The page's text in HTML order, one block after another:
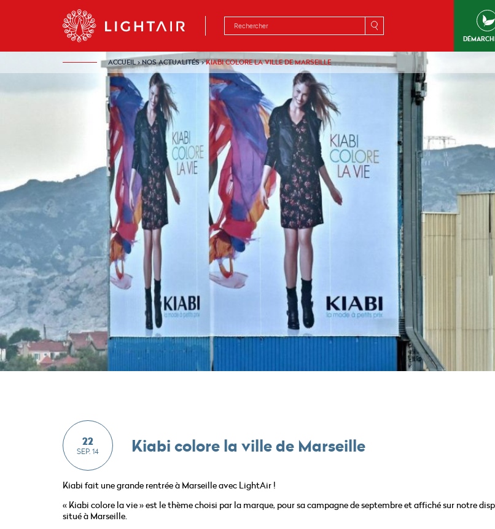
Aller au contenu
ACCUEIL›NOS ACTUALITÉS›KIABI COLORE LA VILLE DE MARSEILLE
Kiabi colore la ville de Marseille
22
SEP. 14
Kiabi fait une grande rentrée à Marseille avec LightAir !
« Kiabi colore la vie » est le thème choisi par la marque, pour sa campagne de septembre et affiché sur notre
situé à Marseille.